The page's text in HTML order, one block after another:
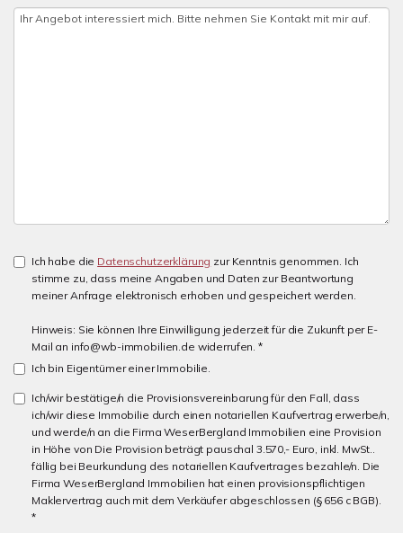
Ich habe die Datenschutzerklärung zur Kenntnis genommen. Ich
stimme zu, dass meine Angaben und Daten zur Beantwortung
meiner Anfrage elektronisch erhoben und gespeichert werden.
Hinweis: Sie können Ihre Einwilligung jederzeit für die Zukunft per E-
Mail an info@wb-immobilien.de widerrufen. *
Ich bin Eigentümer einer Immobilie.
Ich/wir bestätige/n die Provisionsvereinbarung für den Fall, dass
ich/wir diese Immobilie durch einen notariellen Kaufvertrag erwerbe/n,
und werde/n an die Firma WeserBergland Immobilien eine Provision
in Höhe von Die Provision beträgt pauschal 3.570,- Euro, inkl. MwSt..
fällig bei Beurkundung des notariellen Kaufvertrages bezahle/n. Die
Firma WeserBergland Immobilien hat einen provisionspflichtigen
Maklervertrag auch mit dem Verkäufer abgeschlossen (§ 656 c BGB).
*